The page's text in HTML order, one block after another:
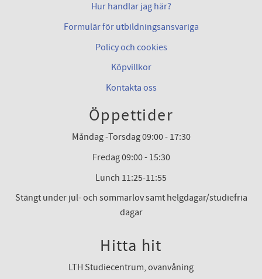
Hur handlar jag här?
Formulär för utbildningsansvariga
Policy och cookies
Köpvillkor
Kontakta oss
Öppettider
Måndag -Torsdag 09:00 - 17:30
Fredag 09:00 - 15:30
Lunch 11:25-11:55
Stängt under jul- och sommarlov samt helgdagar/studiefria
dagar
Hitta hit
LTH Studiecentrum, ovanvåning